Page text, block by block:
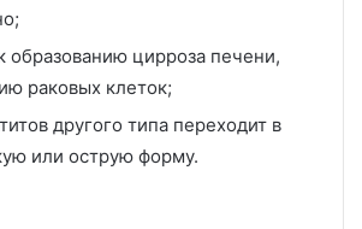
образованию цирроза печени,
раковых клеток;
другого типа переходит в
или острую форму.